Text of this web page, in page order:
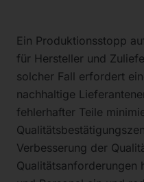
Ein Produktionsstopp
für Hersteller und
solcher Fall erfordert
nachhaltige
fehlerhafter Teile
Verbesserung der
Qualitätsanforderungen